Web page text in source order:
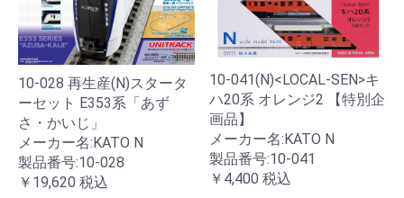
10-028 再生産(N)スタータ
ーセット E353系「あず
さ・かいじ」
メーカー名:KATO N
製品番号:10-028
￥19,620 税込
10-041(N)<LOCAL-SEN>キ
ハ20系 オレンジ2 【特別企
画品】
メーカー名:KATO N
製品番号:10-041
￥4,400 税込